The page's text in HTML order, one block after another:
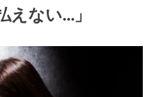
えない…」